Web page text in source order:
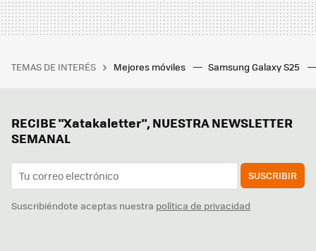
TEMAS DE INTERÉS Mejores móviles Samsung Galaxy S25
RECIBE "Xatakaletter", NUESTRA NEWSLETTER
SEMANAL
SUSCRIBIR
Suscribiéndote aceptas nuestra política de privacidad